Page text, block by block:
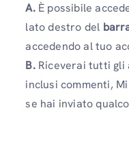
A.È possibile
lato destro del
accedendo al tuo
B.Riceverai tutti gli
inclusi commenti,
se hai inviato